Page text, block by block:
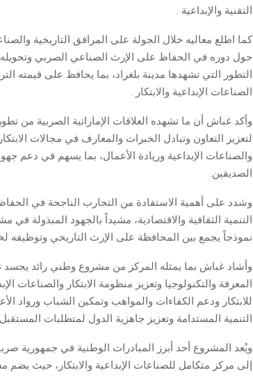
التقنية والإبداعية .
كما اطلع معاليه خلال الجولة على المرافق التاريخية
حول دوره في الحفاظ على الإرث الصناعي الصربي
التطور التي تشهدها مدينة بلغراد، بما يحافظ على قيمته
الصناعات الإبداعية والابتكار .
وأكد غباش أن ما تشهده العلاقات الإماراتية الصربية من
لتعزيز التعاون وتبادل الخبرات والمعارف في مجالات
والصناعات الإبداعية وريادة الأعمال، بما يسهم في دعم
الصديقين.
وشدد على أهمية الاستفادة من التجارب الناجحة في
التنمية الثقافية والاقتصادية، مشيداً بالجهود المبذولة
نموذجاً يجمع بين المحافظة على الإرث التاريخي وتوظيفه
وأشاد غباش بما يمثله المركز من مشروع وطني رائد يجسد
المعرفة والتكنولوجيا وتعزيز منظومة الابتكار والصناعات
للابتكار ودعم الكفاءات والمواهب وتمكين الشباب ورواد
التنمية المستدامة وتعزيز جاهزية الدول لمتطلبات
ويُعد المشروع أحد أبرز المبادرات الوطنية في جمهورية
إلى مركز متكامل للصناعات الإبداعية والابتكار، حيث